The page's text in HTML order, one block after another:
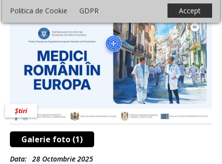
Politica de Cookie GDPR Accept
Galerie foto (1)
Știri
Data: 28 Octombrie 2025